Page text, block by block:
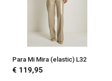
Para Mi Mira (elastic) L32
€ 119,95